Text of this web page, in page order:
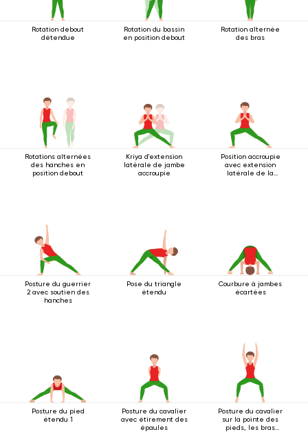
Rotation debout
détendue
Rotation du bassin
en position debout
Rotation alternée
des bras
Rotations alternées
des hanches en
position debout
Kriya d'extension
latérale de jambe
accroupie
Position accroupie
avec extension
latérale de la
Posture du guerrier
2 avec soutien des
hanches
Pose du triangle
étendu
Courbure à jambes
écartées
Posture du pied
étendu 1
Posture du cavalier
avec étirement des
épaules
Posture du cavalier
sur la pointe des
pieds, les bras